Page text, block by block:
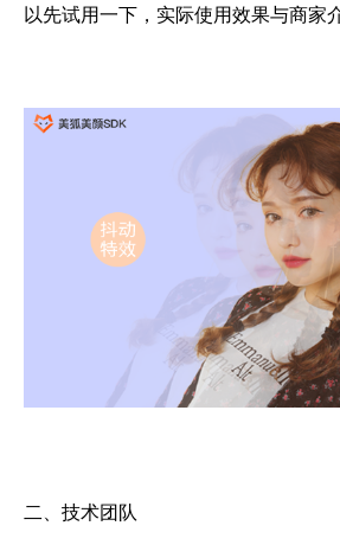
以先试用一下，实际使用效果与商家
二、技术团队